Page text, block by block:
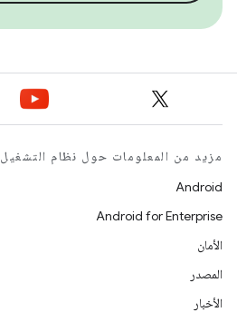
مزيد من المعلومات حول نظام التشغيل ANDROID
Android
Android for Enterprise
الأمان
المصدر
الأخبار